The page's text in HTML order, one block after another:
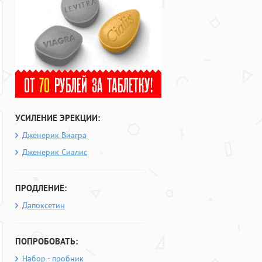
УСИЛЕНИЕ ЭРЕКЦИИ:
Дженерик Виагра
Дженерик Сиалис
ПРОДЛЕНИЕ:
Дапоксетин
ПОПРОБОВАТЬ:
Набор - пробник